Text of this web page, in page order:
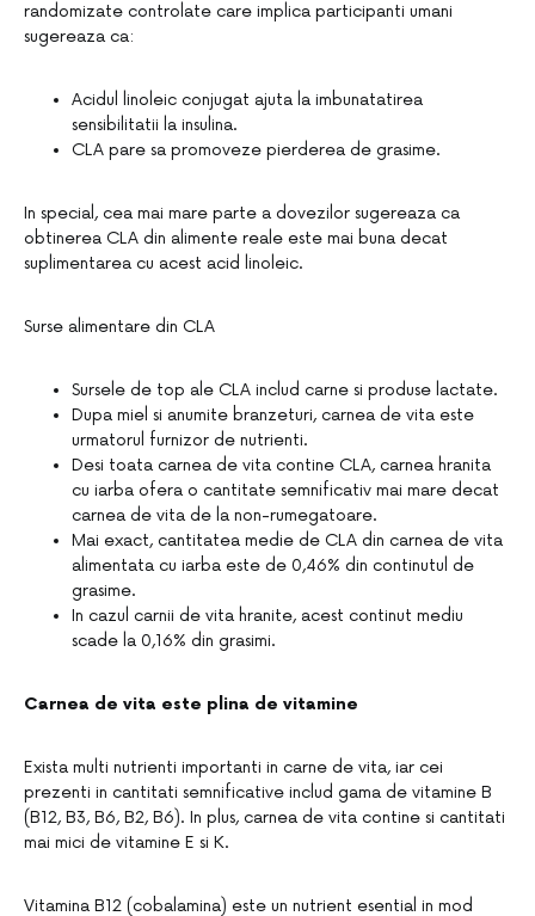
randomizate controlate care implica participanti umani
sugereaza ca:
Acidul linoleic conjugat ajuta la imbunatatirea
sensibilitatii la insulina.
CLA pare sa promoveze pierderea de grasime.
In special, cea mai mare parte a dovezilor sugereaza ca
obtinerea CLA din alimente reale este mai buna decat
suplimentarea cu acest acid linoleic.
Surse alimentare din CLA
Sursele de top ale CLA includ carne si produse lactate.
Dupa miel si anumite branzeturi, carnea de vita este
urmatorul furnizor de nutrienti.
Desi toata carnea de vita contine CLA, carnea hranita
cu iarba ofera o cantitate semnificativ mai mare decat
carnea de vita de la non-rumegatoare.
Mai exact, cantitatea medie de CLA din carnea de vita
alimentata cu iarba este de 0,46% din continutul de
grasime.
In cazul carnii de vita hranite, acest continut mediu
scade la 0,16% din grasimi.
Carnea de vita este plina de vitamine
Exista multi nutrienti importanti in carne de vita, iar cei
prezenti in cantitati semnificative includ gama de vitamine B
(B12, B3, B6, B2, B6). In plus, carnea de vita contine si cantitati
mai mici de vitamine E si K.
Vitamina B12 (cobalamina) este un nutrient esential in mod